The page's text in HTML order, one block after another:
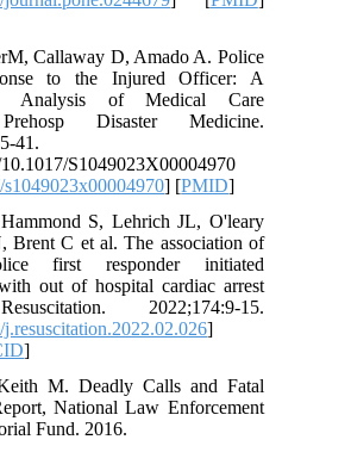
Callaway D, Amado A. Police
to the Injured Officer: A
Analysis of Medical Care
Prehosp Disaster Medicine.
41.
10.1017/S1049023X00004970
s1049023x00004970] [PMID
Hammond S, Lehrich JL, O'leary
Brent C et al. The association of
first responder initiated
with out of hospital cardiac arrest
2022;174:9-15.
j.resuscitation.2022.02.026
M. Deadly Calls and Fatal
National Law Enforcement
Fund. 2016.